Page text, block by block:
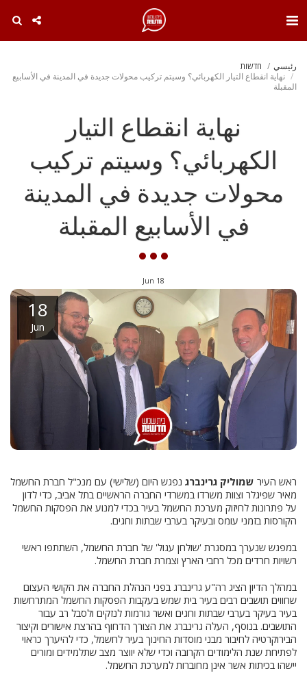
رئيسي
חדשות
نهاية انقطاع التيار الكهربائي؟ وسيتم تركيب محولات جديدة في المدينة في الأسابيع
المقبلة
نهاية انقطاع التيار
الكهربائي؟ وسيتم تركيب
محولات جديدة في المدينة
في الأسابيع المقبلة
18
Jun
18
Jun
ראש העיר שמוליק גרינברג נפגש היום (שלישי) עם מנכ"ל חברת החשמל
מאיר שפיגלר וצוות משרדו במשרדי החברה הראשיים בתל אביב, כדי לדון
על פתרונות לחיזוק מערכת החשמל בעיר בכדי למנוע את הפסקות החשמל
הקורסות בזמני עומס ובעיקר בערבי שבתות וחגים.
במפגש שנערך במסגרת 'שולחן עגול' של חברת החשמל, השתתפו ראשי
רשויות חרדים מכל רחבי הארץ וצמרת חברת החשמל.
במהלך הדיון הציג רה"ע גרינברג בפני הנהלת החברה את הקושי העצום
שחווים תושבים רבים בעיר בית שמש בעקבות הפסקות החשמל המתרחשות
בעיר בעיקר בערבי שבתות וחגים ואשר גורמות לנזקים ולסבל רב עבור
התושבים. בנוסף, העלה גרינברג את הצורך הדחוף בהרצת אישורים וקיצור
הבירוקרטיה לחיבור מבני מוסדות החינוך בעיר לחשמל, כדי להיערך כראוי
לפתיחת שנת הלימודים הקרובה וכדי שלא יווצר מצב שתלמידים ומורים
יישהו בכיתות אשר אינן מחוברות למערכת החשמל.